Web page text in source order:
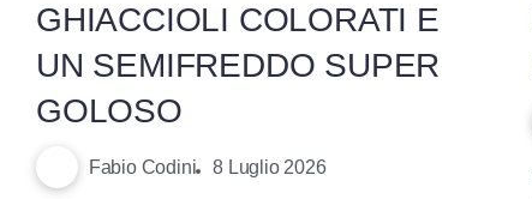
GHIACCIOLI COLORATI E
UN SEMIFREDDO SUPER
GOLOSO
Fabio Codini 8 Luglio 2026